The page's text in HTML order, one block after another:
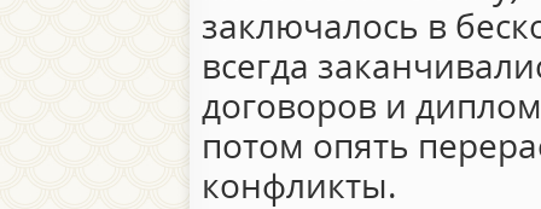
заключалось в
всегда
договоров и
потом опять
конфликты.